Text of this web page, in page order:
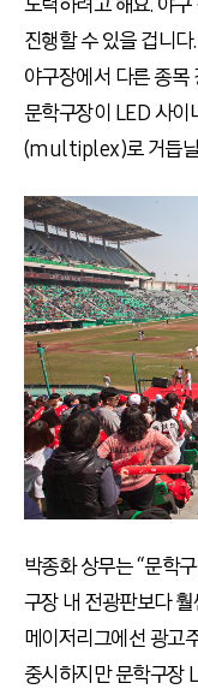
진행할 수 있을 겁니
야구장에서 다른 종목
문학구장이 LED 사이
(multiplex)로 거듭날
박종화 상무는 “문학
구장 내 전광판보다
메이저리그에선 광고
중시하지만 문학구장